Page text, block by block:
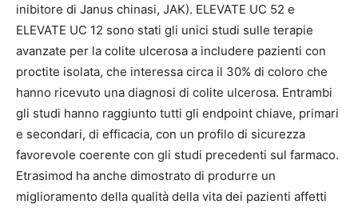
inibitore di Janus chinasi, JAK). ELEVATE UC 52 e
ELEVATE UC 12 sono stati gli unici studi sulle terapie
avanzate per la colite ulcerosa a includere pazienti con
proctite isolata, che interessa circa il 30% di coloro che
hanno ricevuto una diagnosi di colite ulcerosa. Entrambi
gli studi hanno raggiunto tutti gli endpoint chiave, primari
e secondari, di efficacia, con un profilo di sicurezza
favorevole coerente con gli studi precedenti sul farmaco.
Etrasimod ha anche dimostrato di produrre un
miglioramento della qualità della vita dei pazienti affetti